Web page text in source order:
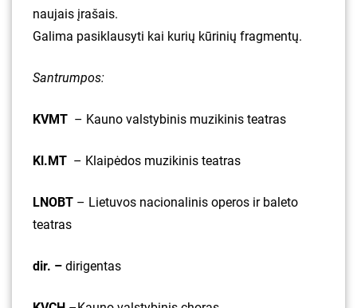
naujais įrašais.
Galima pasiklausyti kai kurių kūrinių fragmentų.
Santrumpos:
KVMT – Kauno valstybinis muzikinis teatras
Kl.MT – Klaipėdos muzikinis teatras
LNOBT – Lietuvos nacionalinis operos ir baleto
teatras
dir. – dirigentas